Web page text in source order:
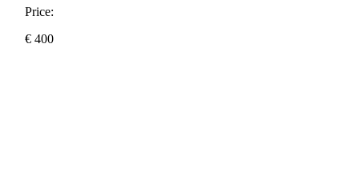
Price:
€ 400